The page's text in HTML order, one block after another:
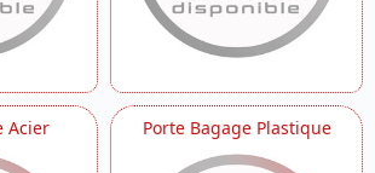
Acier Porte Bagage Plastique